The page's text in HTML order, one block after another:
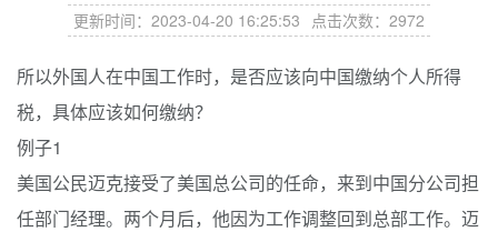
更新时间：2023-04-20 16:25:53 点击次数：2972
所以外国人在中国工作时，是否应该向中国缴纳个人所得
税，具体应该如何缴纳？
例子1
美国公民迈克接受了美国总公司的任命，来到中国分公司担
任部门经理。两个月后，他因为工作调整回到总部工作。迈